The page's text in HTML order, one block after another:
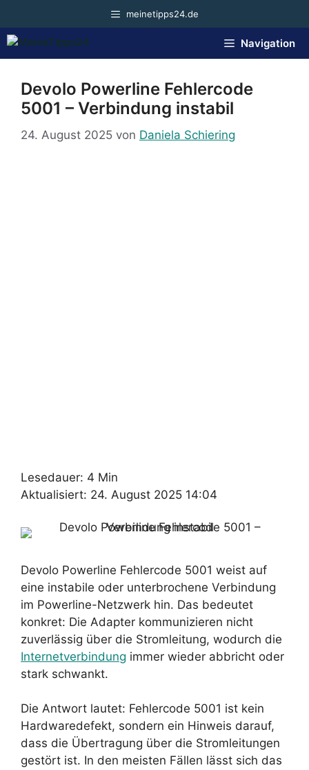
springen
meinetipps24.de
Navigation
Devolo Powerline Fehlercode
5001 – Verbindung instabil
24. August 2025 von Daniela Schiering
Lesedauer: 4 Min
Aktualisiert: 24. August 2025 14:04
Devolo Powerline Fehlercode 5001 weist auf
eine instabile oder unterbrochene Verbindung
im Powerline-Netzwerk hin. Das bedeutet
konkret: Die Adapter kommunizieren nicht
zuverlässig über die Stromleitung, wodurch die
Internetverbindung immer wieder abbricht oder
stark schwankt.
Die Antwort lautet: Fehlercode 5001 ist kein
Hardwaredefekt, sondern ein Hinweis darauf,
dass die Übertragung über die Stromleitungen
gestört ist. In den meisten Fällen lässt sich das